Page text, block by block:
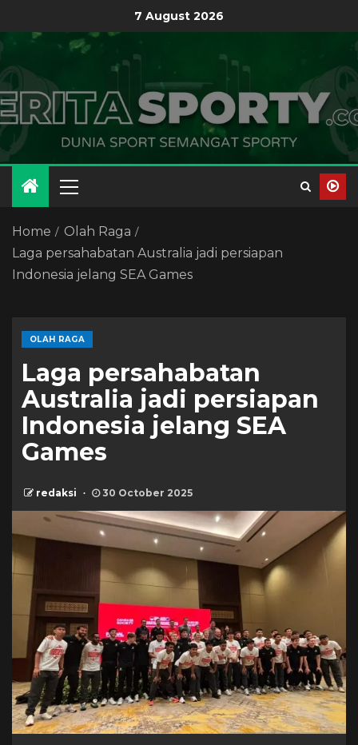
7 August 2026
Home
Olah Raga
Laga persahabatan Australia jadi persiapan
Indonesia jelang SEA Games
OLAH RAGA
Laga persahabatan
Australia jadi persiapan
Indonesia jelang SEA
Games
redaksi 30 October 2025